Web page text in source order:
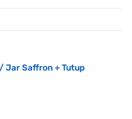
Jar Saffron + Tutup